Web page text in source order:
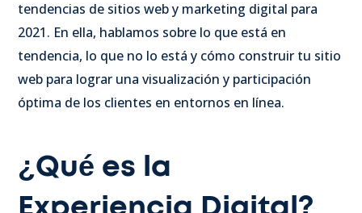
tendencias de sitios web y marketing digital para
2021. En ella, hablamos sobre lo que está en
tendencia, lo que no lo está y cómo construir tu sitio
web para lograr una visualización y participación
óptima de los clientes en entornos en línea.
¿Qué es la
Experiencia Digital?